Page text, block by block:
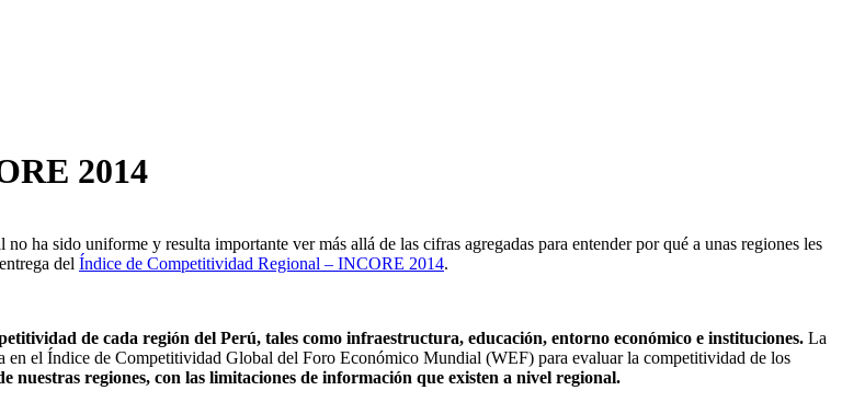
2014
ha sido uniforme y resulta importante ver más allá de las cifras agregadas para entender por qué a unas regiones les
del Índice de Competitividad Regional – INCORE 2014.
de cada región del Perú, tales como infraestructura, educación, entorno económico e instituciones. La
el Índice de Competitividad Global del Foro Económico Mundial (WEF) para evaluar la competitividad de los
regiones, con las limitaciones de información que existen a nivel regional.